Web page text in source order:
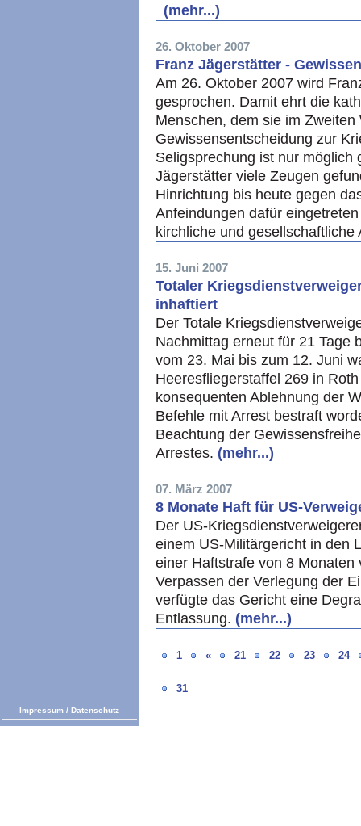
(mehr...)
26. Oktober 2007
Franz Jägerstätter -
Am 26. Oktober 2007 wird
gesprochen. Damit ehrt die
Menschen, dem sie im
Gewissensentscheidung zur
Seligsprechung ist nur möglich
Jägerstätter viele Zeugen
Hinrichtung bis heute gegen
Anfeindungen dafür
kirchliche und
15. Juni 2007
Totaler
inhaftiert
Der Totale
Nachmittag erneut für 21 Tage
vom 23. Mai bis zum 12. Juni
Heeresfliegerstaffel 269 in
konsequenten Ablehnung der
Befehle mit Arrest bestraft
Beachtung der
Arrestes. (mehr...)
07. März 2007
8 Monate Haft für US-
Der US-
einem US-Militärgericht in den
einer Haftstrafe von 8
Verpassen der Verlegung der
verfügte das Gericht eine
Entlassung. (mehr...)
1 « 21 22 23 24
31
Impressum / Datenschutz